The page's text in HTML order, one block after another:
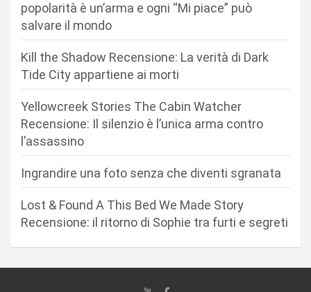
popolarità è un’arma e ogni “Mi piace” può
salvare il mondo
Kill the Shadow Recensione: La verità di Dark
Tide City appartiene ai morti
Yellowcreek Stories The Cabin Watcher
Recensione: Il silenzio è l’unica arma contro
l’assassino
Ingrandire una foto senza che diventi sgranata
Lost & Found A This Bed We Made Story
Recensione: il ritorno di Sophie tra furti e segreti